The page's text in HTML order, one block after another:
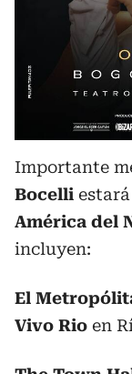
Importante
Bocelli
América del
incluyen:
El
Vivo Rio en